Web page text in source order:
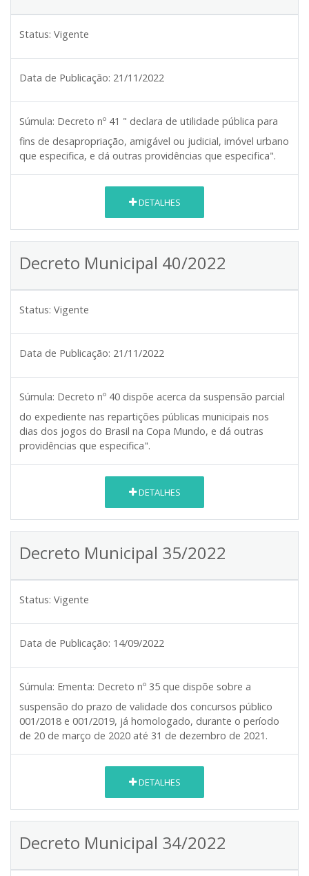
Status: Vigente
Data de Publicação: 21/11/2022
Súmula: Decreto nº 41 " declara de utilidade pública para
fins de desapropriação, amigável ou judicial, imóvel urbano
que especifica, e dá outras providências que especifica".
DETALHES
Decreto Municipal 40/2022
Status: Vigente
Data de Publicação: 21/11/2022
Súmula: Decreto nº 40 dispõe acerca da suspensão parcial
do expediente nas repartições públicas municipais nos
dias dos jogos do Brasil na Copa Mundo, e dá outras
providências que especifica".
DETALHES
Decreto Municipal 35/2022
Status: Vigente
Data de Publicação: 14/09/2022
Súmula: Ementa: Decreto nº 35 que dispõe sobre a
suspensão do prazo de validade dos concursos público
001/2018 e 001/2019, já homologado, durante o período
de 20 de março de 2020 até 31 de dezembro de 2021.
DETALHES
Decreto Municipal 34/2022